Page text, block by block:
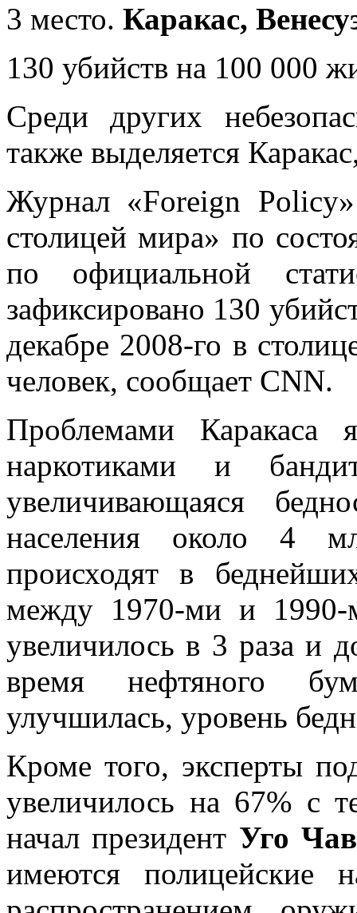
3 место. Каракас,
130 убийств на 100 000
Среди других
также выделяется
Журнал «Foreign
столицей мира» по
по официальной
зафиксировано 130
декабре 2008-го в
человек, сообщает CNN.
Проблемами Каракаса
наркотиками и
увеличивающаяся
населения около 4
происходят в
между 1970-ми и 1990-
увеличилось в 3 раза и
время нефтяного
улучшилась, уровень
Кроме того, эксперты
увеличилось на 67% с
начал президент Уго
имеются полицейские